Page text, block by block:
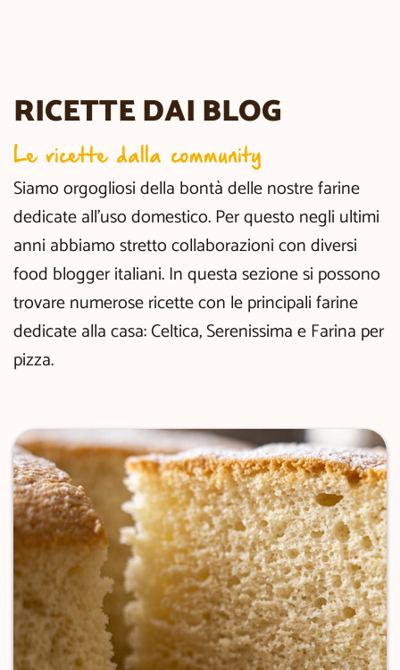
RICETTE DAI BLOG
Le ricette dalla community
Siamo orgogliosi della bontà delle nostre farine
dedicate all’uso domestico. Per questo negli ultimi
anni abbiamo stretto collaborazioni con diversi
food blogger italiani. In questa sezione si possono
trovare numerose ricette con le principali farine
dedicate alla casa: Celtica, Serenissima e Farina per
pizza.